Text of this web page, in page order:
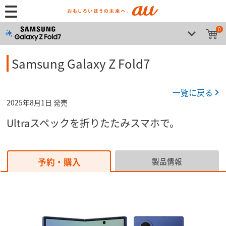
0
Samsung Galaxy Z Fold7
一覧に戻る
2025年8月1日 発売
Ultraスペックを折りたたみスマホで。
予約・購入 製品情報